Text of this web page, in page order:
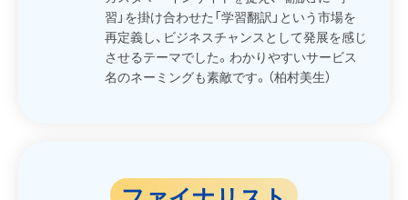
習」を掛け合わせた「学習翻訳」という市場を
再定義し、ビジネスチャンスとして発展を感じ
させるテーマでした。わかりやすいサービス
名のネーミングも素敵です。（柏村美生）